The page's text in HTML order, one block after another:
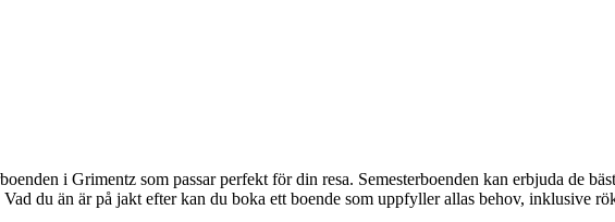
i Grimentz som passar perfekt för din resa. Semesterboenden kan erbjuda de
du än är på jakt efter kan du boka ett boende som uppfyller allas behov, inklusive